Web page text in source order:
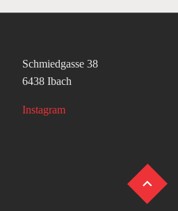
Schmiedgasse 38
6438 Ibach
Instagram